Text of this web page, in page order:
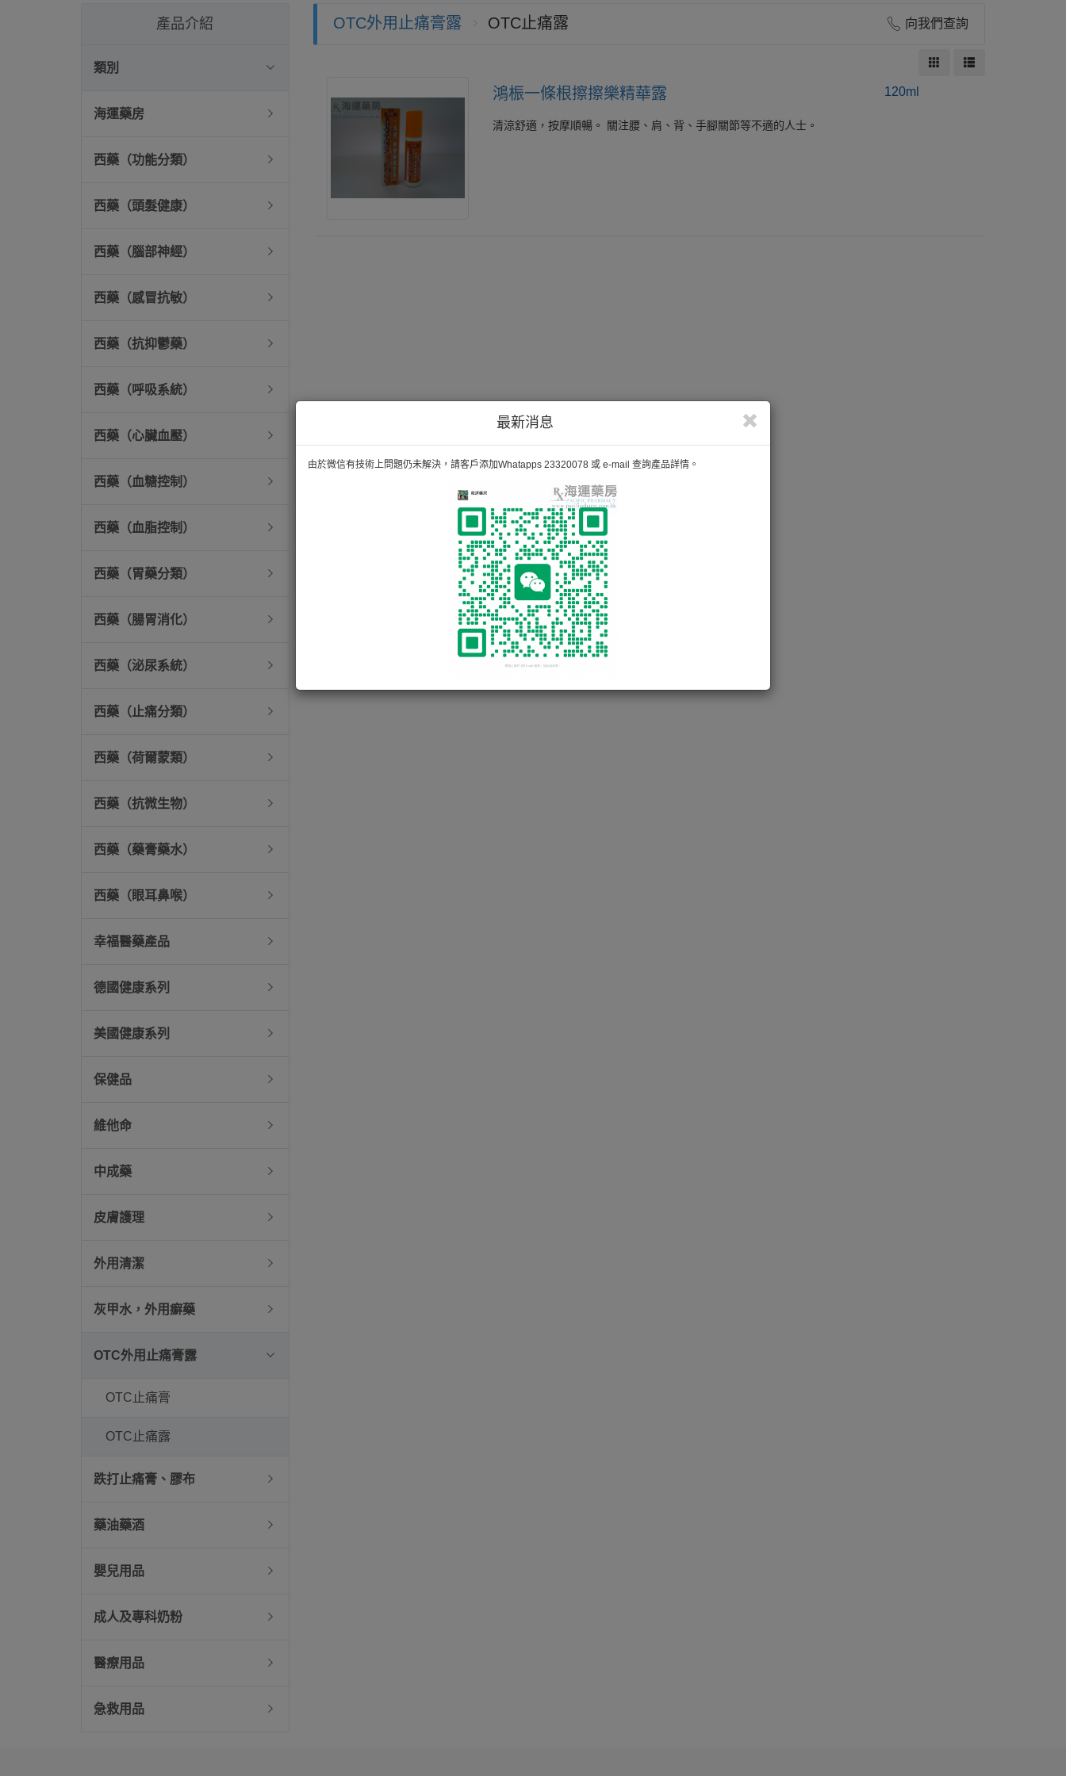
最新消息
由於微信有技術上問題仍未解決，請客戶添加Whatapps 23320078 或 e-mail 查詢產品詳情。
產品介紹
類別
海運藥房
西藥（功能分類）
西藥（頭髮健康）
西藥（腦部神經）
西藥（感冒抗敏）
西藥（抗抑鬱藥）
西藥（呼吸系統）
西藥（心臟血壓）
西藥（血糖控制）
西藥（血脂控制）
西藥（胃藥分類）
西藥（腸胃消化）
西藥（泌尿系統）
西藥（止痛分類）
西藥（荷爾蒙類）
西藥（抗微生物）
西藥（藥膏藥水）
西藥（眼耳鼻喉）
幸福醫藥產品
德國健康系列
美國健康系列
保健品
維他命
中成藥
皮膚護理
外用清潔
灰甲水，外用癬藥
OTC外用止痛膏露
OTC止痛膏
OTC止痛露
跌打止痛膏、膠布
藥油藥酒
嬰兒用品
成人及專科奶粉
醫療用品
急救用品
OTC外用止痛膏露 OTC止痛露 向我們查詢
鴻桭一條根擦擦樂精華露
清涼舒適，按摩順暢。 關注腰、肩、背、手腳關節等不適的人士。
120ml